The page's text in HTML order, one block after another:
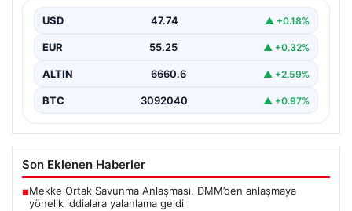
hareketlilik yatırımcıların ve ilgili piyasa uzmanlarının
en…
USD 47.74 ▲ +0.18%
EUR 55.25 ▲ +0.32%
ALTIN 6660.6 ▲ +2.59%
BTC 3092040 ▲ +0.97%
Son Eklenen Haberler
■Mekke Ortak Savunma Anlaşması. DMM’den anlaşmaya
yönelik iddialara yalanlama geldi